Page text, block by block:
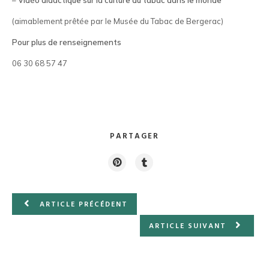
(aimablement prêtée par le Musée du Tabac de Bergerac)
Pour plus de renseignements
06 30 68 57 47
PARTAGER
ARTICLE PRÉCÉDENT
ARTICLE SUIVANT